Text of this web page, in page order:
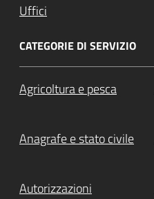
Uffici
CATEGORIE DI SERVIZIO
Agricoltura e pesca
Anagrafe e stato civile
Autorizzazioni